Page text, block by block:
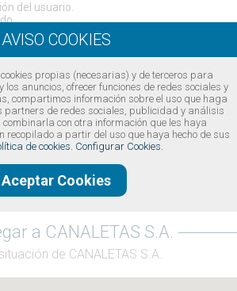
del usuario.
obligación legal o requerimiento judicial.
limitación, portabilidad, revocación
de sus datos no se ajusta a la normativa,
avisos-legales/privacidad/ia49747
a CANALETAS S.A.
de CANALETAS S.A.
propias (necesarias) y de terceros para
los anuncios, ofrecer funciones de redes sociales y
compartimos información sobre el uso que haga
partners de redes sociales, publicidad y análisis
combinarla con otra información que les haya
recopilado a partir del uso que haya hecho de sus
de cookies. Configurar Cookies.
Aceptar Cookies